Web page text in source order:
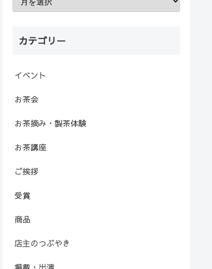
カテゴリー
イベント
お茶会
お茶摘み・製茶体験
お茶講座
ご挨拶
受賞
商品
店主のつぶやき